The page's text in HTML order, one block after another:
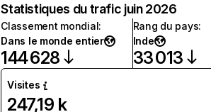
Statistiques du trafic juin 2026
Classement mondial:
Dans le monde entier
144 628
Rang du pays:
Inde
33 013
Visites
247,19 k